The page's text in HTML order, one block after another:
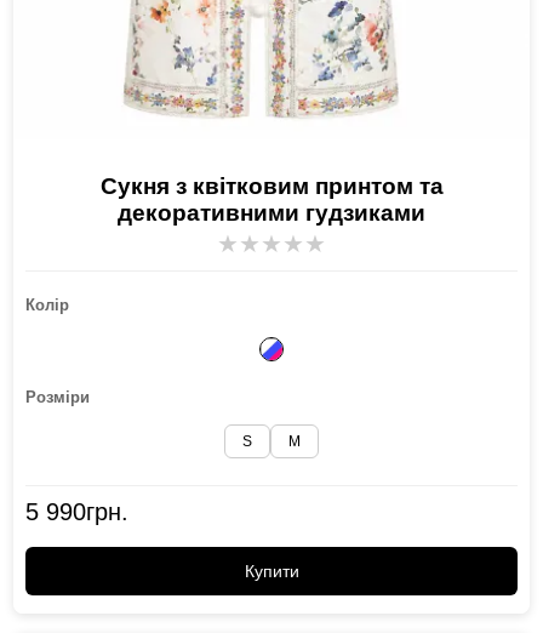
Сукня з квітковим принтом та
декоративними гудзиками
★★★★★
Колір
Розміри
S M
5 990грн.
Купити